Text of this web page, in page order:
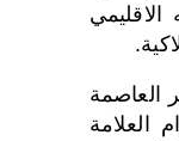
العاصمة
العلامة